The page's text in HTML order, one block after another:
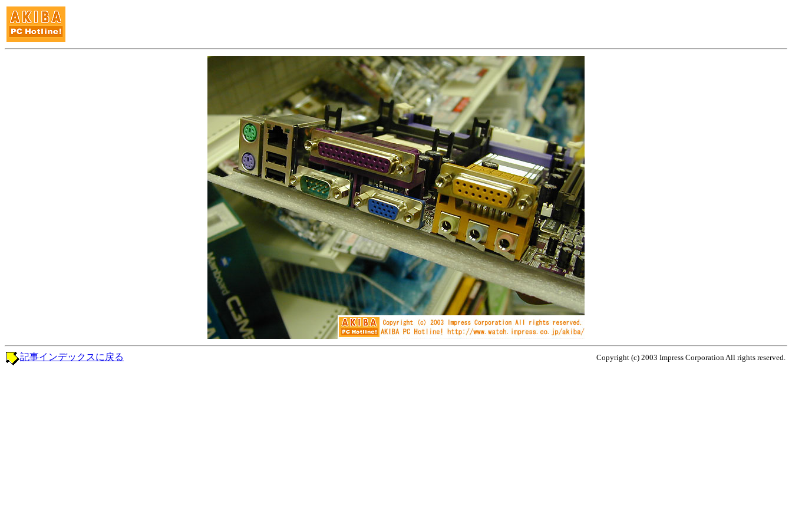
Copyright (c) 2003 Impress Corporation All rights reserved.
記事インデックスに戻る